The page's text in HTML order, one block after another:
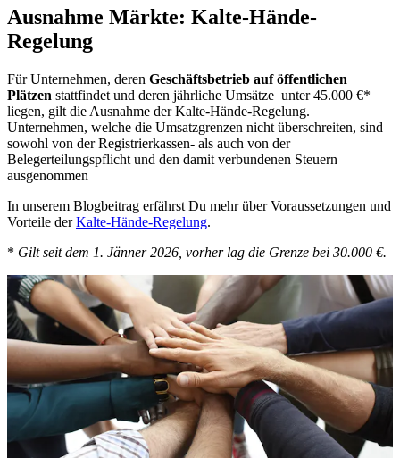
Ausnahme Märkte: Kalte-Hände-
Regelung
Für Unternehmen, deren Geschäftsbetrieb auf öffentlichen
Plätzen stattfindet und deren jährliche Umsätze unter 45.000 €*
liegen, gilt die Ausnahme derKalte-Hände-Regelung.
Unternehmen, welche die Umsatzgrenzen nicht überschreiten, sind
sowohl von der Registrierkassen- als auch von der
Belegerteilungspflicht und den damit verbundenen Steuern
ausgenommen
In unserem Blogbeitrag erfährst Du mehr über Voraussetzungen und
Vorteile derKalte-Hände-Regelung.
* Gilt seit dem 1. Jänner 2026, vorher lag die Grenze bei 30.000 €.